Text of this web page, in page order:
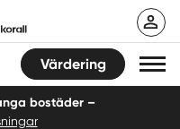
Värdering
bostäder –